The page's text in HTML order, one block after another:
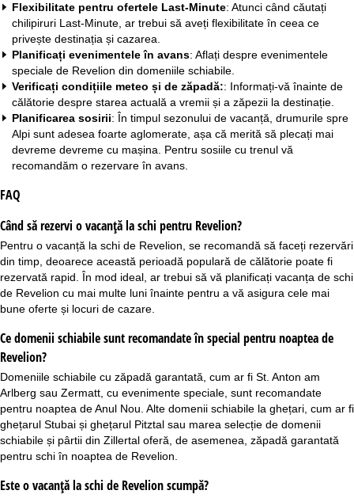
Flexibilitate pentru ofertele Last-Minute: Atunci când căutați
chilipiruri Last-Minute, ar trebui să aveți flexibilitate în ceea ce
privește destinația și cazarea.
Planificați evenimentele în avans: Aflați despre evenimentele
speciale de Revelion din domeniile schiabile.
Verificați condițiile meteo și de zăpadă:: Informați-vă înainte de
călătorie despre starea actuală a vremii și a zăpezii la destinație.
Planificarea sosirii: În timpul sezonului de vacanță, drumurile spre
Alpi sunt adesea foarte aglomerate, așa că merită să plecați mai
devreme devreme cu mașina. Pentru sosiile cu trenul vă
recomandăm o rezervare în avans.
FAQ
Când să rezervi o vacanță la schi pentru Revelion?
Pentru o vacanță la schi de Revelion, se recomandă să faceți rezervări
din timp, deoarece această perioadă populară de călătorie poate fi
rezervată rapid. În mod ideal, ar trebui să vă planificați vacanța de schi
de Revelion cu mai multe luni înainte pentru a vă asigura cele mai
bune oferte și locuri de cazare.
Ce domenii schiabile sunt recomandate în special pentru noaptea de
Revelion?
Domeniile schiabile cu zăpadă garantată, cum ar fi St. Anton am
Arlberg sau Zermatt, cu evenimente speciale, sunt recomandate
pentru noaptea de Anul Nou. Alte domenii schiabile la ghețari, cum ar fi
ghețarul Stubai și ghețarul Pitztal sau marea selecție de domenii
schiabile și pârtii din Zillertal oferă, de asemenea, zăpadă garantată
pentru schi în noaptea de Revelion.
Este o vacanță la schi de Revelion scumpă?